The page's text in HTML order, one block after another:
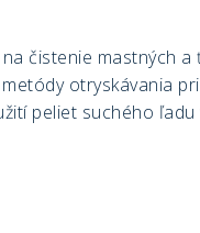
čistenie mastných a
otryskávania
peliet suchého ľadu